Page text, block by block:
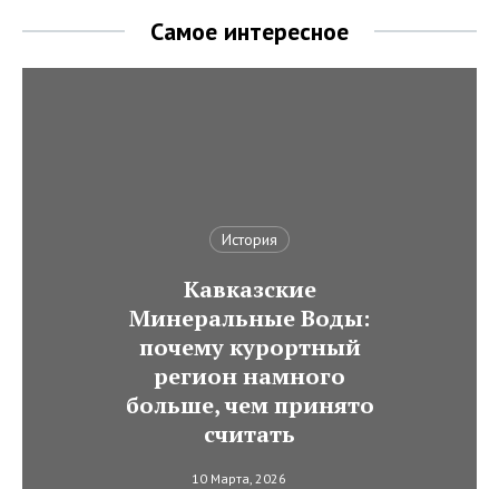
Самое интересное
История
Кавказские
Минеральные Воды:
почему курортный
регион намного
больше, чем принято
считать
10 Марта, 2026